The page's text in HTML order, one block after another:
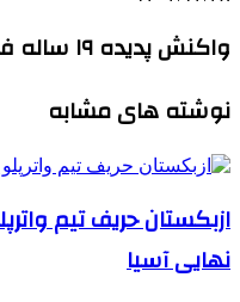
واکنش پدیده ۱۹ ساله فرانسوی به حضور در تیم ملی
نوشته های مشابه
ازبکستان حریف تیم
نهایی آسیا